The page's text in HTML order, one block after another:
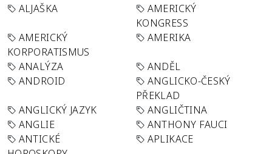
ALJAŠKA
AMERICKÝ
KONGRESS
AMERICKÝ
KORPORATISMUS
AMERIKA
ANALÝZA
ANDĚL
ANDROID
ANGLICKO-ČESKÝ
PŘEKLAD
ANGLICKÝ JAZYK
ANGLIČTINA
ANGLIE
ANTHONY FAUCI
ANTICKÉ
APLIKACE